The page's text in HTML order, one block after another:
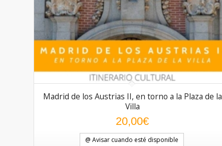
Madrid de los Austrias II, en torno a la Plaza de la
Villa
20,00€
@ Avisar cuando esté disponible